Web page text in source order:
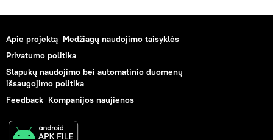
Apie projektą Medžiagų naudojimo taisyklės
Privatumo politika
Slapukų naudojimo bei automatinio duomenų
išsaugojimo politika
Feedback Kompanijos naujienos